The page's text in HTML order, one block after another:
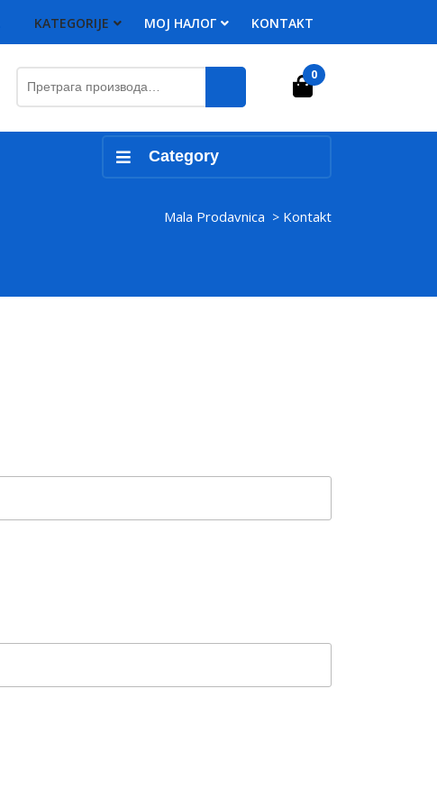
KATEGORIJE MOJ НАЛОГ KONTAKT
Cart
0
Category
Mala Prodavnica > Kontakt